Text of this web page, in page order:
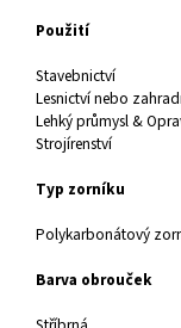
Použití
Stavebnictví
Lesnictví nebo
Lehký průmysl &
Strojírenství
Typ zorníku
Polykarbonátový
Barva obrouček